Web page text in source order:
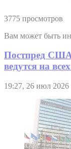
3775 просмотров
Вам может быть
Постпред
ведутся на
19:27, 26 июл 2026